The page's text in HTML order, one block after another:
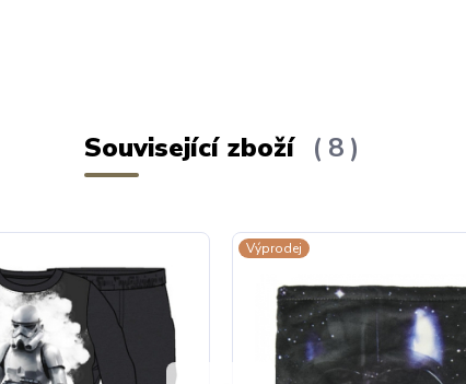
Související zboží 8
Výprodej